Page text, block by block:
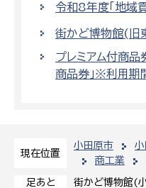
現在位置
小田原市 小
商工業
足あと 街かど博物館(
令和8年度「地域
街かど博物館(旧
プレミアム付商
商品券」※利用期